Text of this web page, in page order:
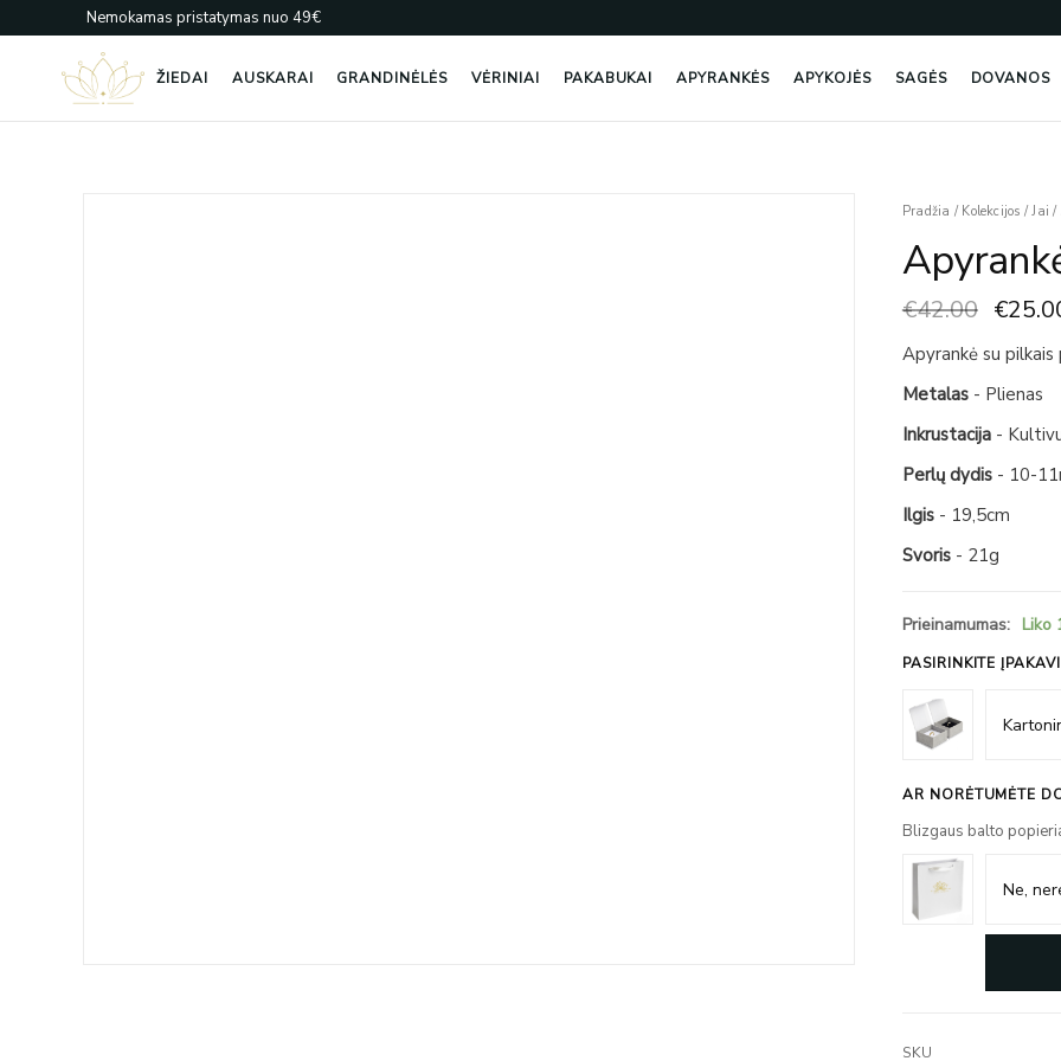
prie
Nemokamas pristatymas nuo 49€
ŽIEDAI AUSKARAI GRANDINĖLĖS VĖRINIAI PAKABUKAI APYRANKĖS APYKOJĖS SAGĖS DOVANOS
Pradžia / Kolekcijos / Jai /
€42.00
was:
€
Apyrankė su pilkais
Metalas- Plienas
Inkrustacija-
Perlų dydis- 10-
Ilgis- 19,5cm
Svoris- 21g
Prieinamumas: Liko
PASIRINKITE
AR NORĖTUMĖTE
Blizgaus balto
produkto
Apyrankė
Pilkais
Perlais
SKU